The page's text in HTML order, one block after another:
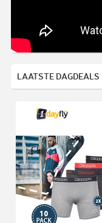
LAATSTE DAGDEALS